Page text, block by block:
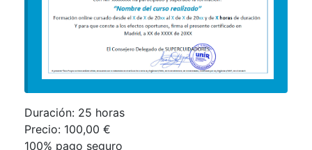
Duración: 25 horas
Precio: 100,00 €
100% pago seguro